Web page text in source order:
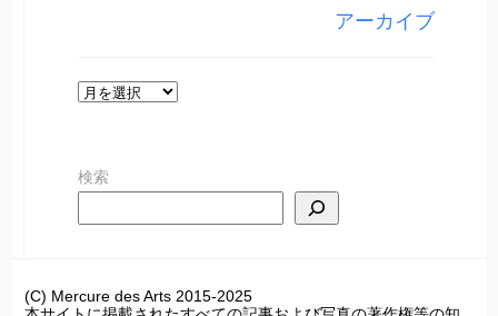
アーカイブ
ア
イ
検索
(C) Mercure des Arts 2015-2025